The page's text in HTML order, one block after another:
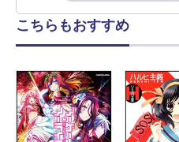
こちらもおすすめ